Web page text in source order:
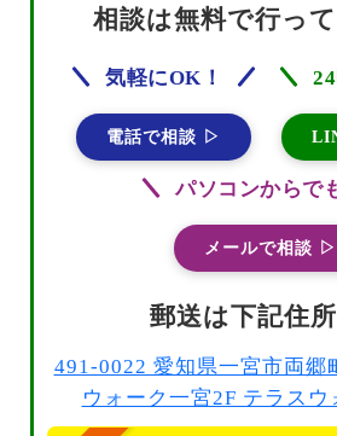
相談は無料で行っ
気軽にOK！
電話で相談 ▷
パソコンからで
メールで相談 ▷
郵送は下記住
491-0022 愛知県一宮市両郷
ウォーク一宮2F テラスウ